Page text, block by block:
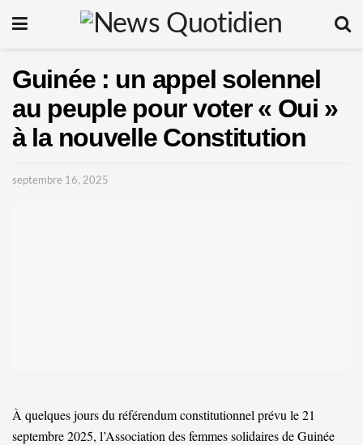
Guinée : un appel solennel
au peuple pour voter « Oui »
à la nouvelle Constitution
septembre 16, 2025
À quelques jours du référendum constitutionnel prévu le 21
septembre 2025, l’Association des femmes solidaires de Guinée